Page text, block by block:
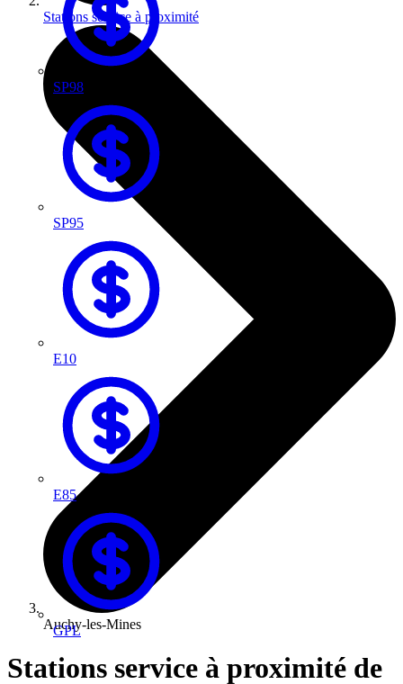
SP98
SP95
E10
E85
GPL
Stations service à proximité
Auchy-les-Mines
Stations service à proximité de